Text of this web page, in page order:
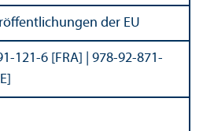
der EU
121-6 [FRA] | 978-92-871-